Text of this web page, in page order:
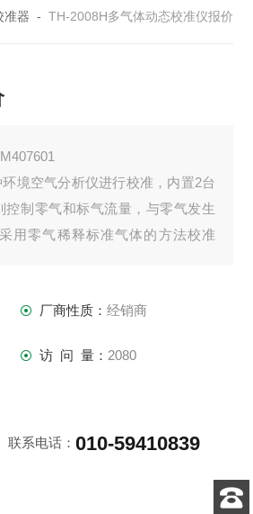
准器 - TH-2008H多气体动态校准仪报价
境空气分析仪进行校准，内置2台
制零气和标气流量，与零气发生
用零气稀释标准气体的方法校准
厂商性质： 经销商
访 问 量： 2080
联系电话：010-59410839